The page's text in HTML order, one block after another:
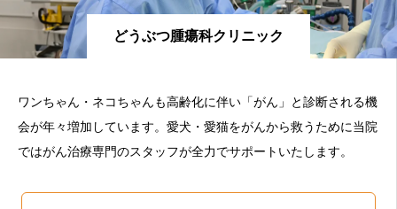
どうぶつ腫瘍科クリニック
ワンちゃん・ネコちゃんも高齢化に伴い「がん」と診断される機
会が年々増加しています。愛犬・愛猫をがんから救うために当院
ではがん治療専門のスタッフが全力でサポートいたします。